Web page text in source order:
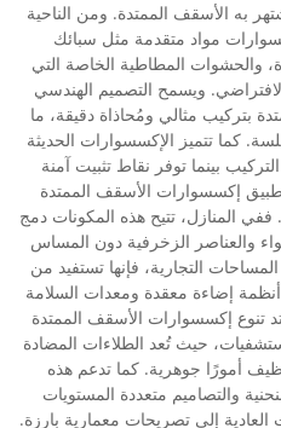
به الأسقف الممتدة. ومن الناحية
مواد متقدمة مثل سبائك
والحشوات المطاطية الخاصة التي
ويسمح التصميم الهندسي
بتركيب مثالي ومُحاذاة دقيقة، ما
كما تتميز الإكسسوارات الحديثة
بينما توفر نقاط تثبيت آمنة
إكسسوارات الأسقف الممتدة
ففي المنازل، تتيح هذه المكونات دمج
والعناصر الزخرفية دون المساس
التجارية، فإنها تستفيد من
إكسسوارات ت accommodates أنظمة إضاءة معقدة ومعدات السلامة
تنوع إكسسوارات الأسقف الممتدة
حيث تُعد الطلاءات المضادة
أمورًا جوهرية. كما تدعم هذه
والتصاميم متعددة المستويات
العادية إلى تصريحات معمارية بارزة.